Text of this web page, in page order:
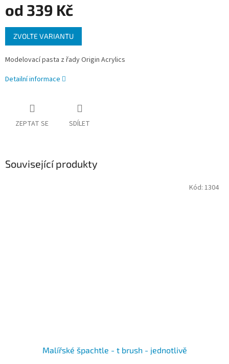
od 339 Kč
Měrná
cena:
ZVOLTE VARIANTU
Modelovací pasta z řady Origin Acrylics
Detailní informace
ZEPTAT SE SDÍLET
Související produkty
Malířské špachtle - t brush - jednotlivě
Kód: 1304